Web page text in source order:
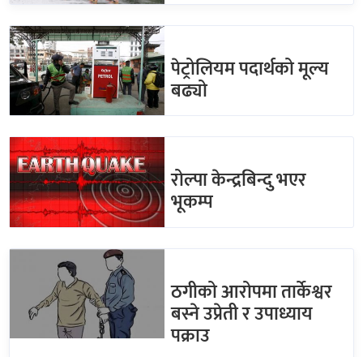
पेट्रोलियम पदार्थको मूल्य
बढ्यो
रोल्पा केन्द्रबिन्दु भएर
भूकम्प
ठगीको आरोपमा तार्केश्वर
बस्ने उप्रेती र उपाध्याय
पक्राउ